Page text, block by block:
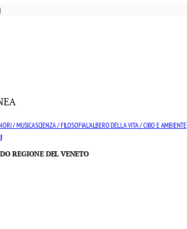
/ MUSICASCIENZA / FILOSOFIAL’ALBERO DELLA VITA / CIBO E AMBIENTE
REGIONE DEL VENETO